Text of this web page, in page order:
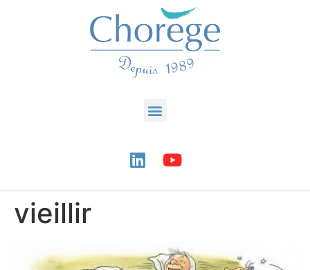
vieillir